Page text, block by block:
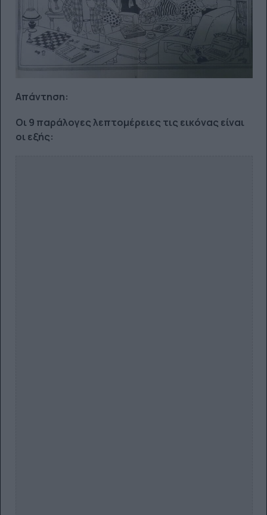
Απάντηση:
Οι 9 παράλογες λεπτομέρειες τις εικόνας είναι
οι εξής: